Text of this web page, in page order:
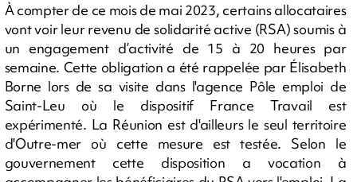
À compter de ce mois de mai 2023, certains allocataires
vont voir leur revenu de solidarité active (RSA) soumis à
un engagement d’activité de 15 à 20 heures par
semaine. Cette obligation a été rappelée par Élisabeth
Borne lors de sa visite dans l'agence Pôle emploi de
Saint-Leu où le dispositif France Travail est
expérimenté. La Réunion est d'ailleurs le seul territoire
d'Outre-mer où cette mesure est testée. Selon le
gouvernement cette disposition a vocation à